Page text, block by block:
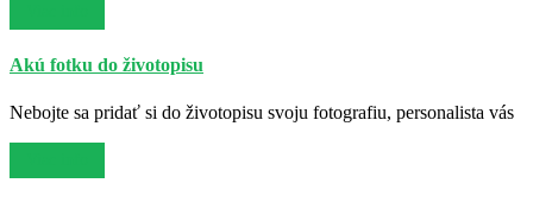
Akú fotku do životopisu
Nebojte sa pridať si do životopisu svoju fotografiu, personalista vás